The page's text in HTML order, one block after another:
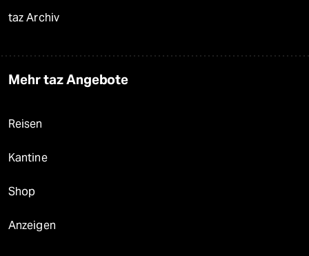
taz Archiv
Mehr taz Angebote
Reisen
Kantine
Shop
Anzeigen